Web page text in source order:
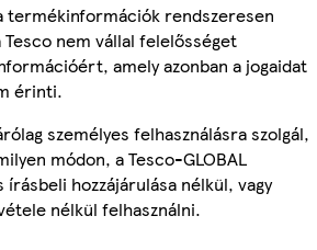
termékinformációk rendszeresen
nem vállal felelősséget
amely azonban a jogaidat
érinti.
személyes felhasználásra szolgál,
módon, a Tesco-GLOBAL
hozzájárulása nélkül, vagy
nélkül felhasználni.